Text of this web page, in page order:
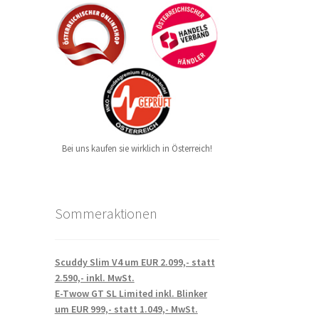
Bei uns kaufen sie wirklich in Österreich!
Sommeraktionen
Scuddy Slim V4 um EUR 2.099,- statt
2.590,- inkl. MwSt.
E-Twow GT SL Limited inkl. Blinker
um EUR 999,- statt 1.049,- MwSt.